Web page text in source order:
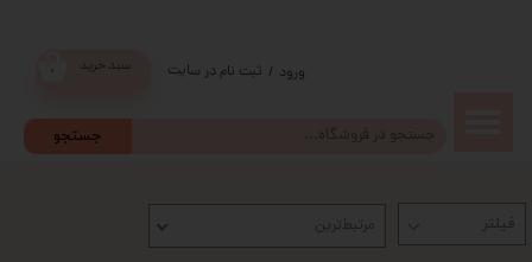
جستجو
سبد خرید ورود / ثبت نام در سایت
تغییر گذر مرتبط‌ترین